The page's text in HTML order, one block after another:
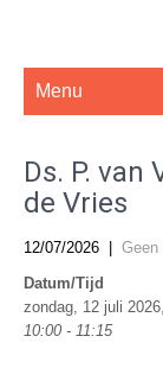
Menu
Ds. P.
de Vries
12/07/2026
Geen
Datum/Tijd
zondag, 12 juli
10:00 - 11:15